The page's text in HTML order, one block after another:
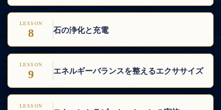
LESSON
8 石の浄化と充電
LESSON
9 エネルギーバランスを整えるエクササイズ
LESSON